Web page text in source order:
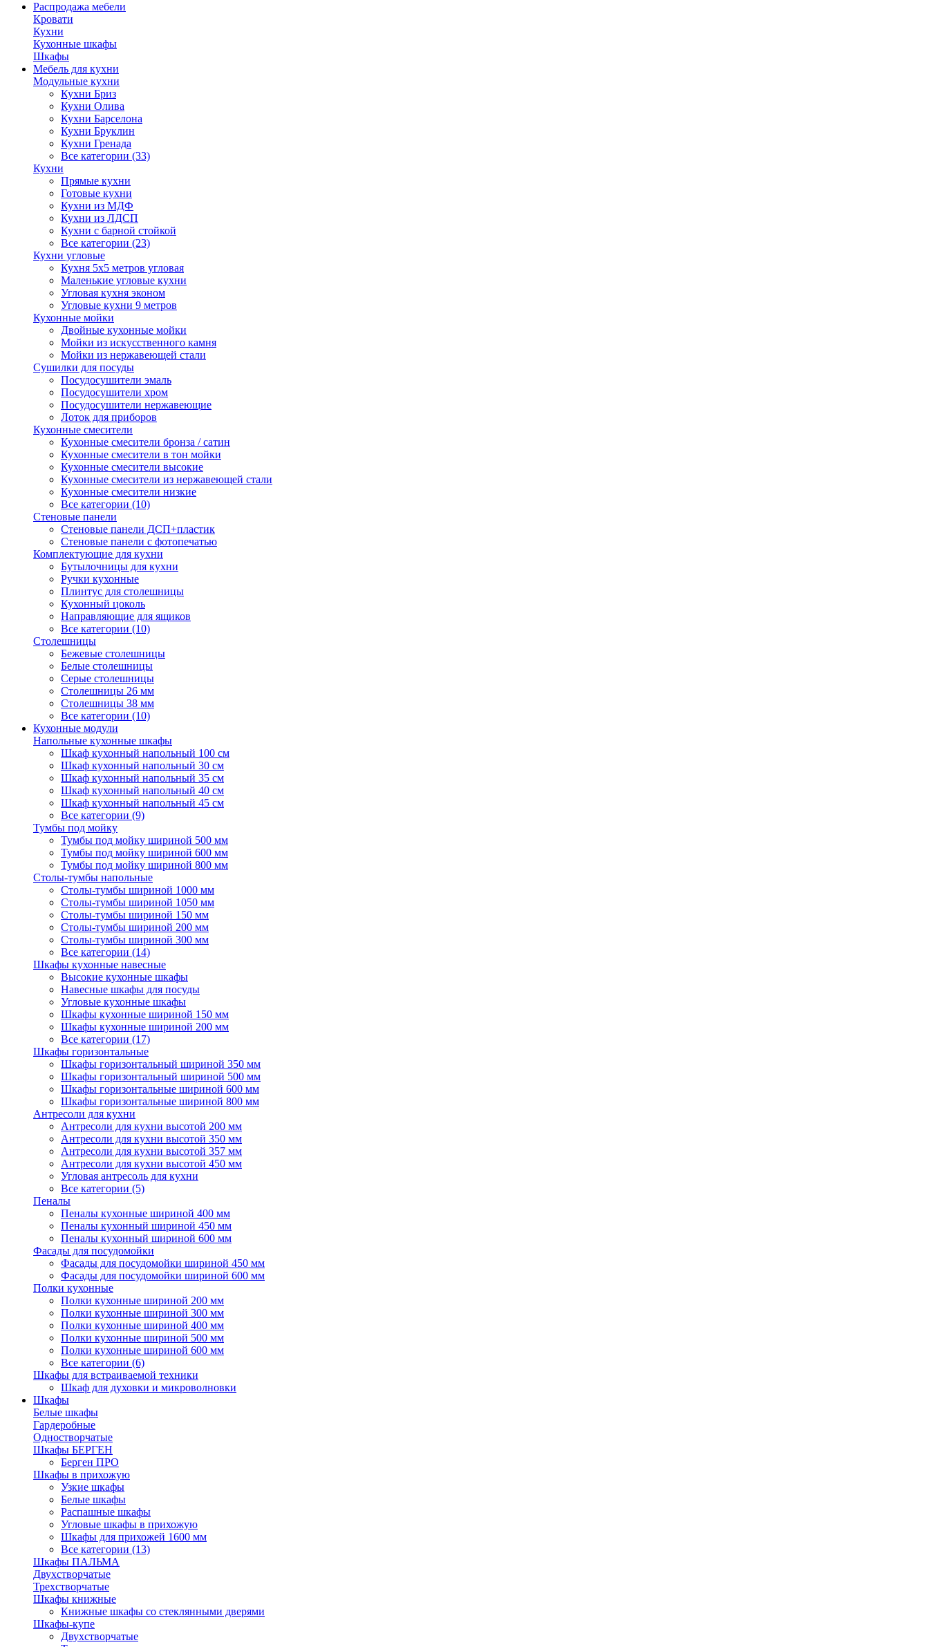
Распродажа мебели
Кровати
Кухни
Кухонные шкафы
Шкафы
Мебель для кухни
Модульные кухни
Кухни Бриз
Кухни Олива
Кухни Барселона
Кухни Бруклин
Кухни Гренада
Все категории (33)
Кухни
Прямые кухни
Готовые кухни
Кухни из МДФ
Кухни из ЛДСП
Кухни с барной стойкой
Все категории (23)
Кухни угловые
Кухня 5х5 метров угловая
Маленькие угловые кухни
Угловая кухня эконом
Угловые кухни 9 метров
Кухонные мойки
Двойные кухонные мойки
Мойки из искусственного камня
Мойки из нержавеющей стали
Сушилки для посуды
Посудосушители эмаль
Посудосушители хром
Посудосушители нержавеющие
Лоток для приборов
Кухонные смесители
Кухонные смесители бронза / сатин
Кухонные смесители в тон мойки
Кухонные смесители высокие
Кухонные смесители из нержавеющей стали
Кухонные смесители низкие
Все категории (10)
Стеновые панели
Стеновые панели ДСП+пластик
Стеновые панели с фотопечатью
Комплектующие для кухни
Бутылочницы для кухни
Ручки кухонные
Плинтус для столешницы
Кухонный цоколь
Направляющие для ящиков
Все категории (10)
Столешницы
Бежевые столешницы
Белые столешницы
Серые столешницы
Столешницы 26 мм
Столешницы 38 мм
Все категории (10)
Кухонные модули
Напольные кухонные шкафы
Шкаф кухонный напольный 100 см
Шкаф кухонный напольный 30 см
Шкаф кухонный напольный 35 см
Шкаф кухонный напольный 40 см
Шкаф кухонный напольный 45 см
Все категории (9)
Тумбы под мойку
Тумбы под мойку шириной 500 мм
Тумбы под мойку шириной 600 мм
Тумбы под мойку шириной 800 мм
Столы-тумбы напольные
Столы-тумбы шириной 1000 мм
Столы-тумбы шириной 1050 мм
Столы-тумбы шириной 150 мм
Столы-тумбы шириной 200 мм
Столы-тумбы шириной 300 мм
Все категории (14)
Шкафы кухонные навесные
Высокие кухонные шкафы
Навесные шкафы для посуды
Угловые кухонные шкафы
Шкафы кухонные шириной 150 мм
Шкафы кухонные шириной 200 мм
Все категории (17)
Шкафы горизонтальные
Шкафы горизонтальный шириной 350 мм
Шкафы горизонтальный шириной 500 мм
Шкафы горизонтальные шириной 600 мм
Шкафы горизонтальные шириной 800 мм
Антресоли для кухни
Антресоли для кухни высотой 200 мм
Антресоли для кухни высотой 350 мм
Антресоли для кухни высотой 357 мм
Антресоли для кухни высотой 450 мм
Угловая антресоль для кухни
Все категории (5)
Пеналы
Пеналы кухонные шириной 400 мм
Пеналы кухонный шириной 450 мм
Пеналы кухонный шириной 600 мм
Фасады для посудомойки
Фасады для посудомойки шириной 450 мм
Фасады для посудомойки шириной 600 мм
Полки кухонные
Полки кухонные шириной 200 мм
Полки кухонные шириной 300 мм
Полки кухонные шириной 400 мм
Полки кухонные шириной 500 мм
Полки кухонные шириной 600 мм
Все категории (6)
Шкафы для встраиваемой техники
Шкаф для духовки и микроволновки
Шкафы
Белые шкафы
Гардеробные
Одностворчатые
Шкафы БЕРГЕН
Берген ПРО
Шкафы в прихожую
Узкие шкафы
Белые шкафы
Распашные шкафы
Угловые шкафы в прихожую
Шкафы для прихожей 1600 мм
Все категории (13)
Шкафы ПАЛЬМА
Двухстворчатые
Трехстворчатые
Шкафы книжные
Книжные шкафы со стеклянными дверями
Шкафы-купе
Двухстворчатые